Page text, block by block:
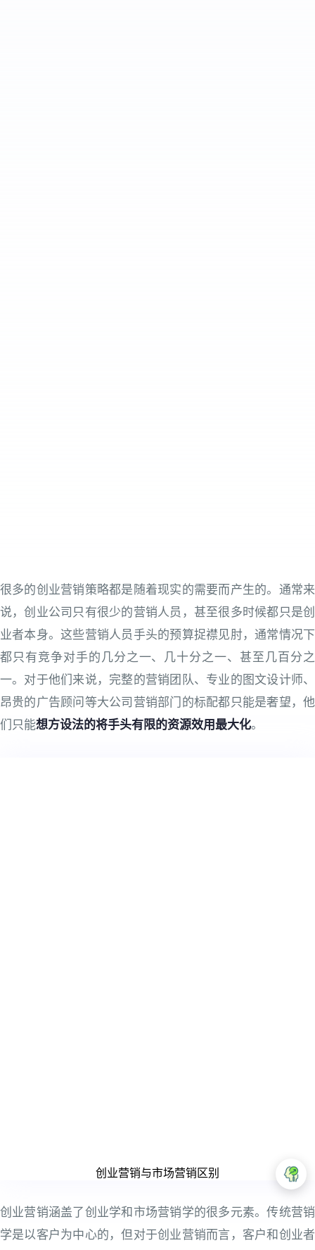
很多的创业营销策略都是随着现实的需要而产生的。通常来
说，创业公司只有很少的营销人员，甚至很多时候都只是创
业者本身。这些营销人员手头的预算捉襟见肘，通常情况下
都只有竞争对手的几分之一、几十分之一、甚至几百分之
一。对于他们来说，完整的营销团队、专业的图文设计师、
昂贵的广告顾问等大公司营销部门的标配都只能是奢望，他
们只能想方设法的将手头有限的资源效用最大化。
创业营销与市场营销区别
创业营销涵盖了创业学和市场营销学的很多元素。传统营销
学是以客户为中心的，但对于创业营销而言，客户和创业者